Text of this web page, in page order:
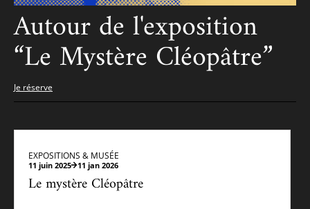
Autour de l'exposition
“Le Mystère Cléopâtre”
Je réserve
EXPOSITIONS & MUSÉE
11 juin 2025 11 jan 2026
Le mystère Cléopâtre